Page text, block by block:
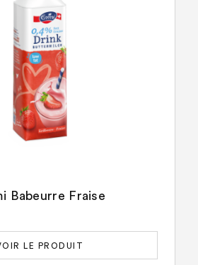
Babeurre Fraise
LE PRODUIT